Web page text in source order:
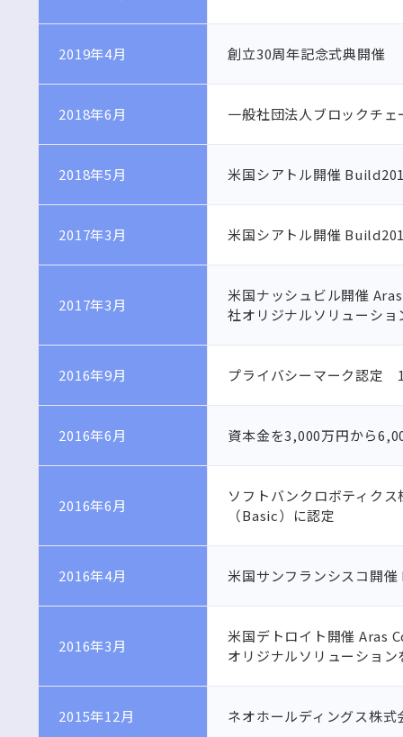
2019年4月 創立30周年記念式典開催
2018年6月 一般社団法人ブロックチェ
2018年5月 米国シアトル開催
2017年3月 米国シアトル開催
2017年3月
米国ナッシュビル開催
社オリジナルソリューショ
2016年9月 プライバシーマーク認定
2016年6月 資本金を3,000万円から
2016年6月
ソフトバンクロボティク
（Basic）に認定
2016年4月 米国サンフランシスコ開
2016年3月
米国デトロイト開催 Aras
オリジナルソリューション
2015年12月 ネオホールディングス株